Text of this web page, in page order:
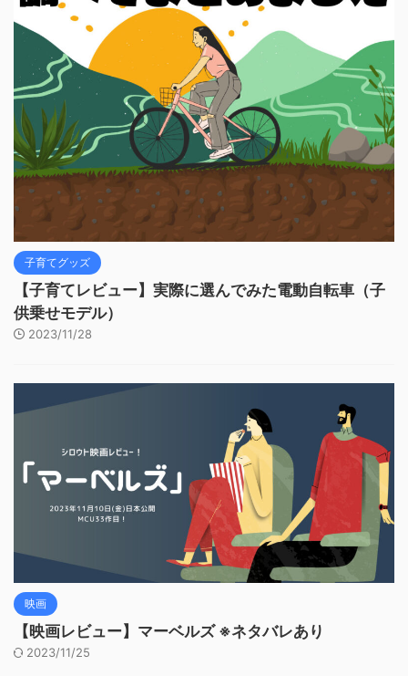
子育てグッズ
【子育てレビュー】実際に選んでみた電動自転車（子
供乗せモデル）
2023/11/28
映画
【映画レビュー】マーベルズ ※ネタバレあり
2023/11/25